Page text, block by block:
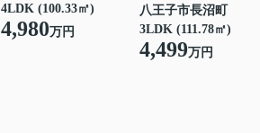
4LDK (100.33㎡)
4,980万円
八王子市長沼町
3LDK (111.78㎡)
4,499万円